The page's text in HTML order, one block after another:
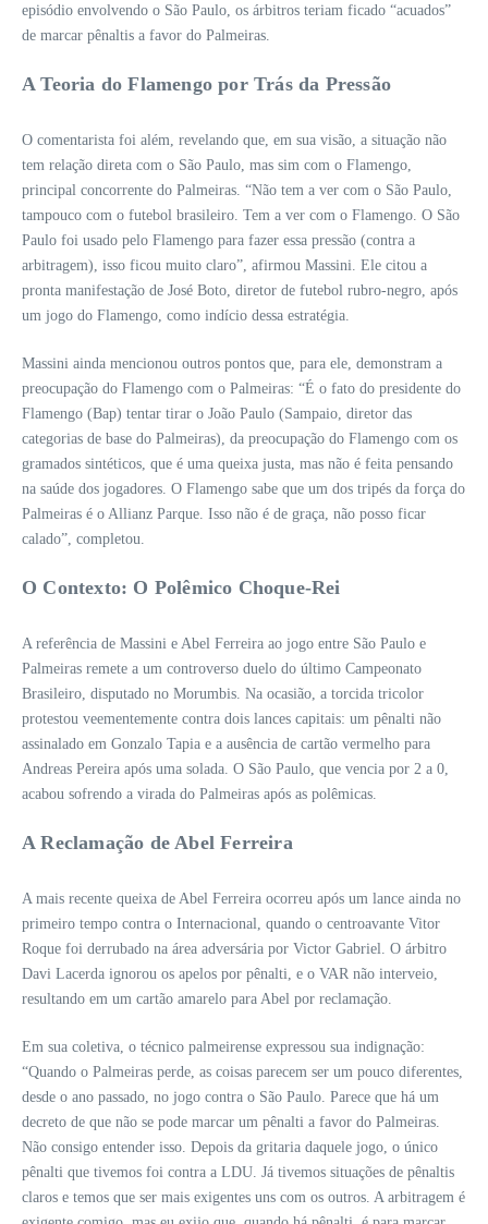
episódio envolvendo o São Paulo, os árbitros teriam ficado “acuados”
de marcar pênaltis a favor do Palmeiras.
A Teoria do Flamengo por Trás da Pressão
O comentarista foi além, revelando que, em sua visão, a situação não
tem relação direta com o São Paulo, mas sim com o Flamengo,
principal concorrente do Palmeiras. “Não tem a ver com o São Paulo,
tampouco com o futebol brasileiro. Tem a ver com o Flamengo. O São
Paulo foi usado pelo Flamengo para fazer essa pressão (contra a
arbitragem), isso ficou muito claro”, afirmou Massini. Ele citou a
pronta manifestação de José Boto, diretor de futebol rubro-negro, após
um jogo do Flamengo, como indício dessa estratégia.
Massini ainda mencionou outros pontos que, para ele, demonstram a
preocupação do Flamengo com o Palmeiras: “É o fato do presidente do
Flamengo (Bap) tentar tirar o João Paulo (Sampaio, diretor das
categorias de base do Palmeiras), da preocupação do Flamengo com os
gramados sintéticos, que é uma queixa justa, mas não é feita pensando
na saúde dos jogadores. O Flamengo sabe que um dos tripés da força do
Palmeiras é o Allianz Parque. Isso não é de graça, não posso ficar
calado”, completou.
O Contexto: O Polêmico Choque-Rei
A referência de Massini e Abel Ferreira ao jogo entre São Paulo e
Palmeiras remete a um controverso duelo do último Campeonato
Brasileiro, disputado no Morumbis. Na ocasião, a torcida tricolor
protestou veementemente contra dois lances capitais: um pênalti não
assinalado em Gonzalo Tapia e a ausência de cartão vermelho para
Andreas Pereira após uma solada. O São Paulo, que vencia por 2 a 0,
acabou sofrendo a virada do Palmeiras após as polêmicas.
A Reclamação de Abel Ferreira
A mais recente queixa de Abel Ferreira ocorreu após um lance ainda no
primeiro tempo contra o Internacional, quando o centroavante Vitor
Roque foi derrubado na área adversária por Victor Gabriel. O árbitro
Davi Lacerda ignorou os apelos por pênalti, e o VAR não interveio,
resultando em um cartão amarelo para Abel por reclamação.
Em sua coletiva, o técnico palmeirense expressou sua indignação:
“Quando o Palmeiras perde, as coisas parecem ser um pouco diferentes,
desde o ano passado, no jogo contra o São Paulo. Parece que há um
decreto de que não se pode marcar um pênalti a favor do Palmeiras.
Não consigo entender isso. Depois da gritaria daquele jogo, o único
pênalti que tivemos foi contra a LDU. Já tivemos situações de pênaltis
claros e temos que ser mais exigentes uns com os outros. A arbitragem é